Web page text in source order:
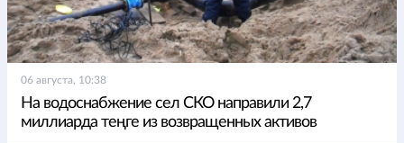
06 августа, 10:38
На водоснабжение сел СКО направили 2,7
миллиарда теңге из возвращенных активов